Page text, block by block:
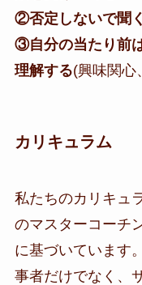
②否定しないで聞
③自分の当たり前
理解する(興味関心
カリキュラム
私たちのカリキュ
のマスターコーチ
に基づいています
事者だけでなく、